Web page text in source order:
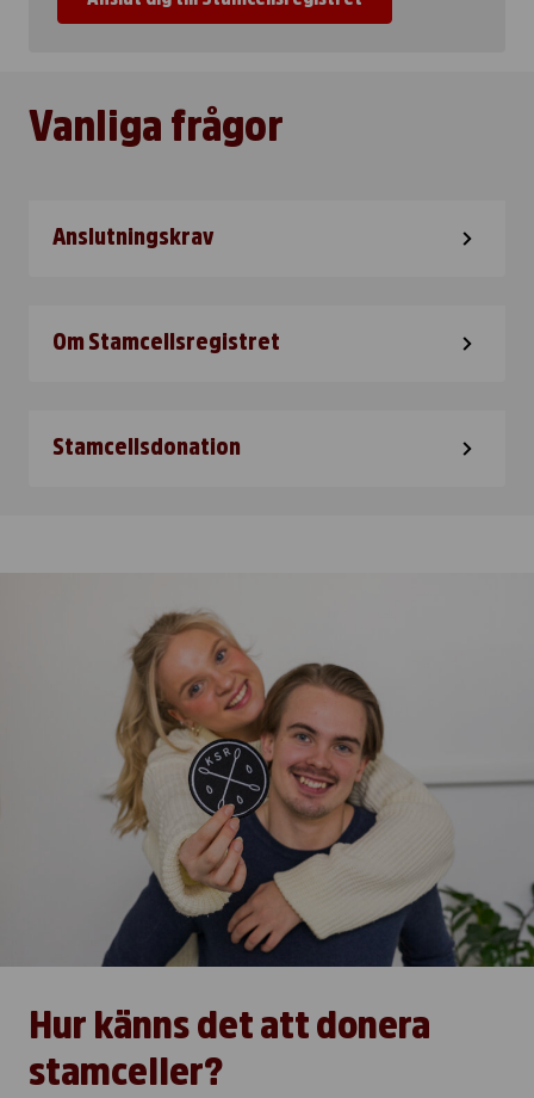
Vanliga frågor
Anslutningskrav
Om Stamcellsregistret
Stamcellsdonation
Hur känns det att donera
stamceller?